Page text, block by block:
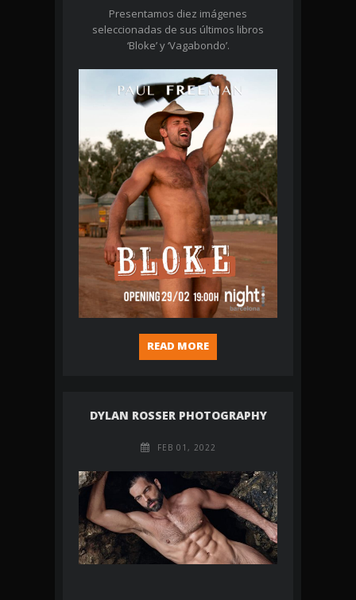
Presentamos diez imágenes
seleccionadas de sus últimos libros
‘Bloke’ y ‘Vagabondo’.
READ MORE
DYLAN ROSSER PHOTOGRAPHY
FEB 01, 2022